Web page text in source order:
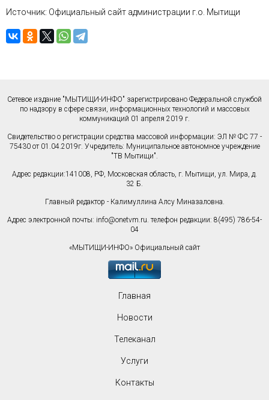
Источник: Официальный сайт администрации г.о. Мытищи
Сетевое издание "МЫТИЩИ-ИНФО" зарегистрировано Федеральной службой
по надзору в сфере связи, информационных технологий и массовых
коммуникаций 01 апреля 2019 г.
Свидетельство о регистрации средства массовой информации: ЭЛ № ФС 77 -
75430 от 01.04.2019г. Учредитель: Муниципальное автономное учреждение
"ТВ Мытищи".
Адрес редакции:141008, РФ, Московская область, г. Мытищи, ул. Мира, д.
32 Б.
Главный редактор - Калимуллина Алсу Миназаловна.
Адрес электронной почты: info@onetvm.ru. телефон редакции: 8(495) 786-54-
04
«МЫТИЩИ-ИНФО» Официальный сайт
Главная
Новости
Телеканал
Услуги
Контакты